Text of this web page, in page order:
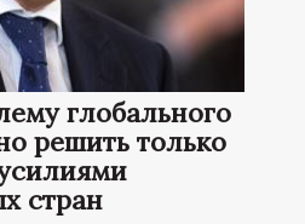
глобального
решить только
стран